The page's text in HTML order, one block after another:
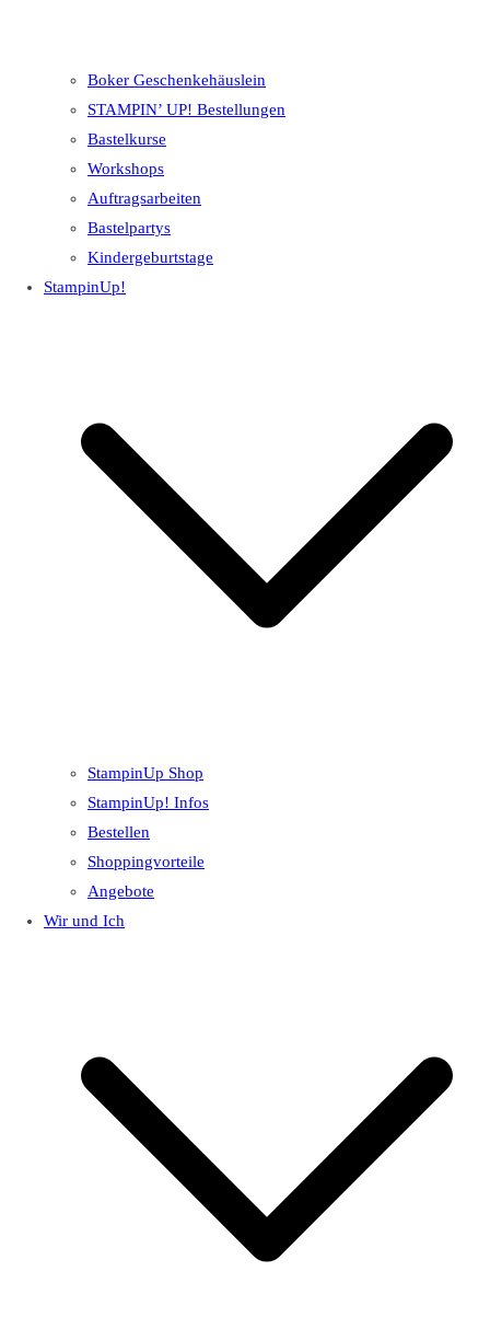
Boker Geschenkehäuslein
STAMPIN’ UP! Bestellungen
Bastelkurse
Workshops
Auftragsarbeiten
Bastelpartys
Kindergeburtstage
StampinUp!
StampinUp Shop
StampinUp! Infos
Bestellen
Shoppingvorteile
Angebote
Wir und Ich